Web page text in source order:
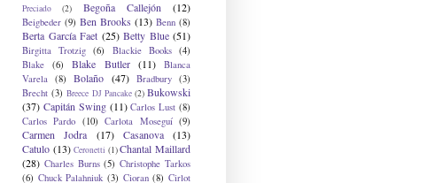
Preciado
(2) Begoña Callejón (12)
Beigbeder (9) Ben Brooks (13) Benn (8)
Berta García Faet (25) Betty Blue (51)
Birgitta Trotzig (6) Blackie Books (4)
Blake
(6) Blake Butler (11)
Blanca
Varela
(8) Bolaño (47) Bradbury (3)
Brecht (3) Breece DJ Pancake (2) Bukowski
(37) Capitán Swing (11) Carlos Lust (8)
Carlos Pardo (10) Carlota Moseguí (9)
Carmen Jodra (17) Casanova
(13)
Catulo (13) Ceronetti (1) Chantal Maillard
(28) Charles Burns (5) Christophe Tarkos
(6) Chuck Palahniuk (3) Cioran (8) Cirlot